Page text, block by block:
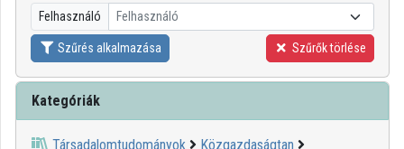
Intézmények
Közreműködők
Felhasználó Felhasználó
Szűrés alkalmazása Szűrők törlése
Kategóriák
Társadalomtudományok
Közgazdaságtan